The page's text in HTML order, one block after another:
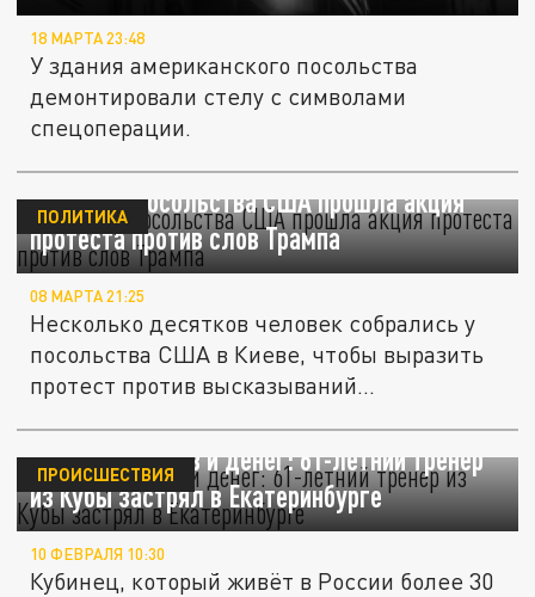
18 МАРТА 23:48
У здания американского посольства
демонтировали стелу с символами
спецоперации.
В Киеве у посольства США прошла акция
протеста против слов Трампа
ПОЛИТИКА
08 МАРТА 21:25
Несколько десятков человек собрались у
посольства США в Киеве, чтобы выразить
протест против высказываний...
Без документов и денег: 61-летний тренер
из Кубы застрял в Екатеринбурге
ПРОИСШЕСТВИЯ
10 ФЕВРАЛЯ 10:30
Кубинец, который живёт в России более 30